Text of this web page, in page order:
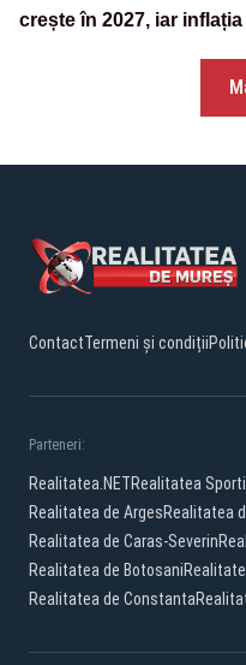
crește în 2027, iar
ContactTermeni și condiții
Parteneri:
Realitatea.NETRealitatea
Realitatea de ArgesRealitatea
Realitatea de Caras-Severin
Realitatea de Botosani
Realitatea de Constanta